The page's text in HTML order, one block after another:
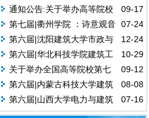
与绿色生态融合的游客接待中心设
计（A赛道获奖作品）
回转绿廊——基于碳中和目标下的
幼儿园设计（A赛道获奖作品）
09-17
通知公告:关于举办高等院校
第八届绿色建筑技能与创意大赛
（公益）的通知
07-24
第七届|衢州学院 ：诗意观音
桥，茗竹创意谷 — 乡村工业厂房低
碳改造设计（A赛道获奖作品）
12-24
第六届|沈阳建筑大学市政与
环境工程学院—腊前似春（B赛道获
奖作品）
10-29
第六届|华北科技学院建筑工
程学院-绿运馆：突破创新，迈向可
持续体育建筑（B赛道获奖作品）
09-12
关于举办全国高等院校第七
届绿色建筑技能（公益）大赛的通
知
08-08
第六届|内蒙古科技大学建筑
与艺术设计学院：川·然居—低碳背
景下五当召乡村建筑绿色改造与运
07-16
第六届|山西大学电力与建筑
学院：窑影山川，节能盈家（B赛道